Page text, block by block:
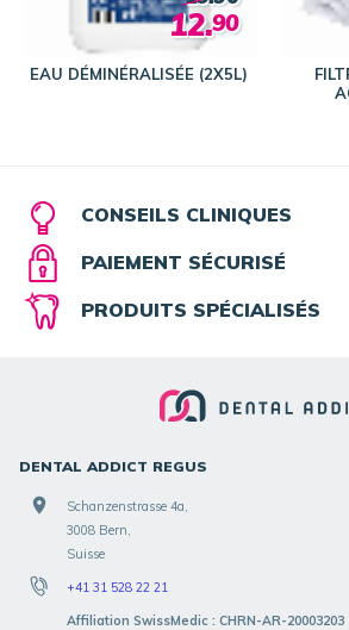
EAU DÉMINÉRALISÉE (2X5L)
12.90
CONSEILS CLINIQUES
PAIEMENT SÉCURISÉ
PRODUITS SPÉCIALISÉS
DENTAL ADDICT REGUS
Schanzenstrasse 4a,
3008 Bern,
Suisse
+41 31 528 22 21
Affiliation SwissMedic : CHRN-AR-20003203